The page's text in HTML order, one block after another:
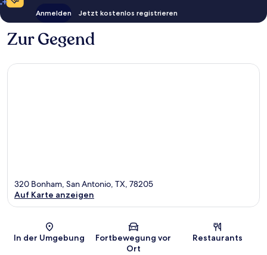
Anmelden Jetzt kostenlos registrieren
Zur Gegend
Karte
320 Bonham, San Antonio, TX, 78205
Auf Karte anzeigen
In der Umgebung
Fortbewegung vor
Ort
Restaurants